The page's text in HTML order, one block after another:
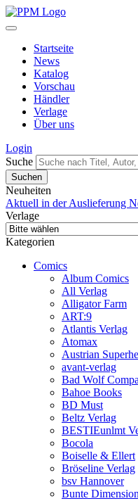
Startseite
News
Katalog
Vorschau
Händler
Verlage
Über uns
Login
Suche
Neuheiten
Aktuell in der Auslieferung
Verlage
Kategorien
Comics
Album Comics
All Verlag
Alligator Farm
ART:9
Atlantis Verlag
Atomax
Austrian
avant-verlag
Bad Wolf
Bahoe Books
BD Must
Beltz Verlag
BESTIEunlmt
Bocola
Boiselle & Ellert
Bröseline Verlag
bsv Hannover
Bunte